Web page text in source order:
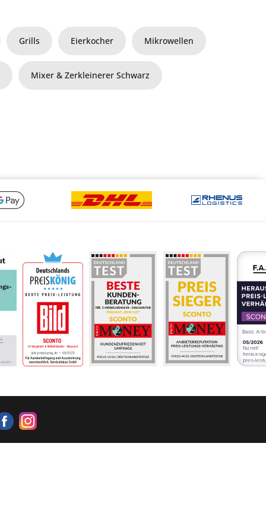
Grills Eierkocher Mikrowellen
Mixer & Zerkleinerer Schwarz